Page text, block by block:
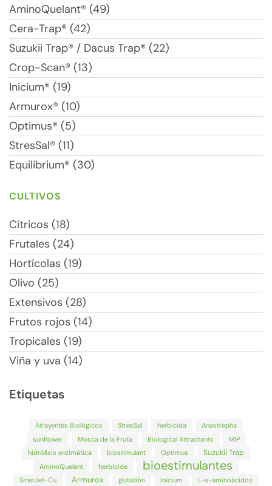
AminoQuelant® (49)
Cera-Trap® (42)
Suzukii Trap® / Dacus Trap® (22)
Crop-Scan® (13)
Inicium® (19)
Armurox® (10)
Optimus® (5)
StresSal® (11)
Equilibrium® (30)
CULTIVOS
Cítricos (18)
Frutales (24)
Hortícolas (19)
Olivo (25)
Extensivos (28)
Frutos rojos (14)
Tropicales (19)
Viña y uva (14)
Etiquetas
Atrayentes Biológicos StresSal herbicida
Anastrepha
sunflower
Mosca de la Fruta Biological Attractants
MIP
hidrólisis enzimática
biostimulant Optimus Suzukii Trap
AminoQuelant herbicide bioestimulantes
SinerJet-Cu Armurox glutatión Inicium
L-α-aminoácidos